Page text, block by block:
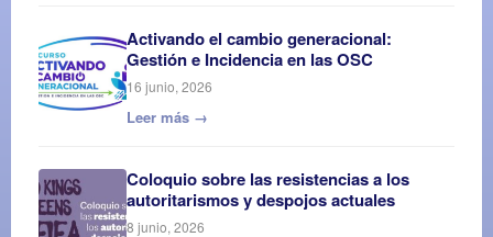
Activando el cambio generacional:
Gestión e Incidencia en las OSC
16 junio, 2026
Leer más →
Coloquio sobre las resistencias a los
autoritarismos y despojos actuales
8 junio, 2026